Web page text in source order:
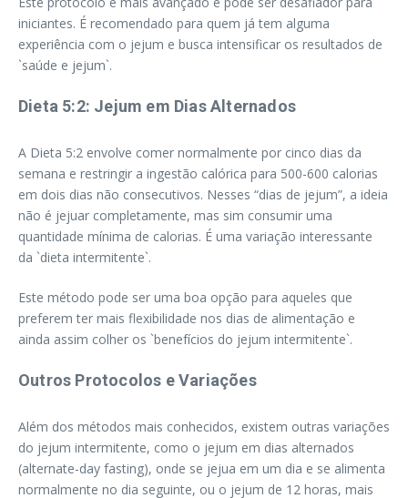
iniciantes. É recomendado para quem já tem alguma
experiência com o jejum e busca intensificar os resultados de
`saúde e jejum`.
Dieta 5:2: Jejum em Dias Alternados
A Dieta 5:2 envolve comer normalmente por cinco dias da
semana e restringir a ingestão calórica para 500-600 calorias
em dois dias não consecutivos. Nesses “dias de jejum”, a ideia
não é jejuar completamente, mas sim consumir uma
quantidade mínima de calorias. É uma variação interessante
da `dieta intermitente`.
Este método pode ser uma boa opção para aqueles que
preferem ter mais flexibilidade nos dias de alimentação e
ainda assim colher os `benefícios do jejum intermitente`.
Outros Protocolos e Variações
Além dos métodos mais conhecidos, existem outras variações
do jejum intermitente, como o jejum em dias alternados
(alternate-day fasting), onde se jejua em um dia e se alimenta
normalmente no dia seguinte, ou o jejum de 12 horas, mais